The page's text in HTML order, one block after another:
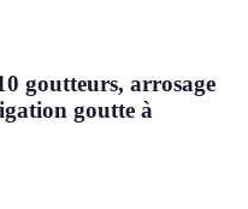
goutteurs, arrosage
goutte à